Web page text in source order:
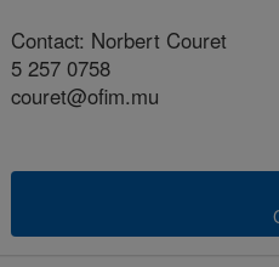
Contact: Norbert Couret
5 257 0758
couret@ofim.mu